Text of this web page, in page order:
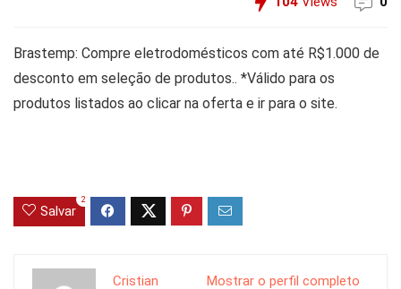
Brastemp: Compre eletrodomésticos com até R$1.000 de
desconto em seleção de produtos.. *Válido para os
produtos listados ao clicar na oferta e ir para o site.
Salvar
2
Mostrar o perfil completo
Cristian